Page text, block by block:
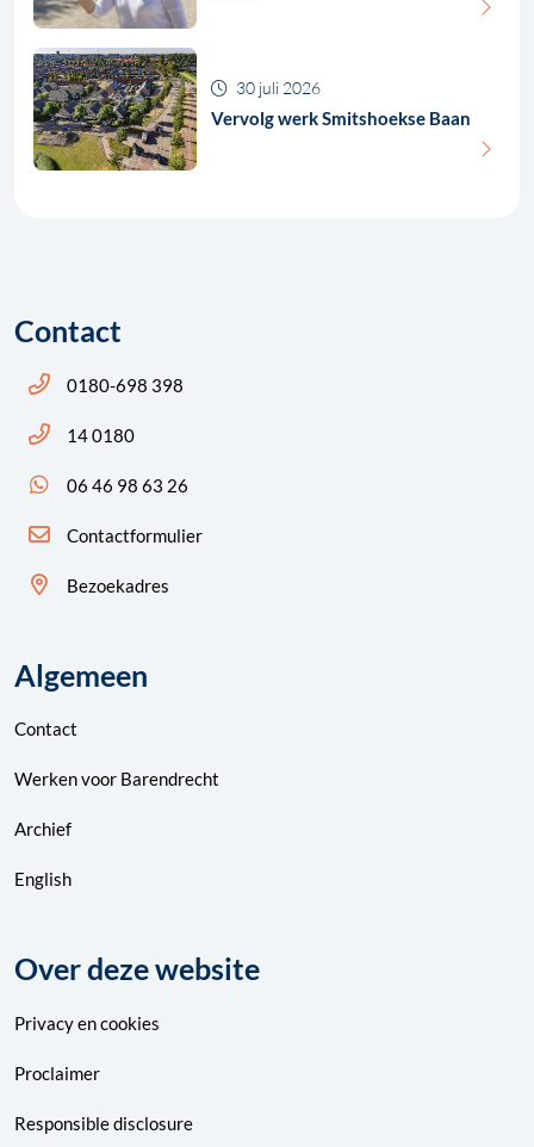
Vervolg werk Smitshoekse Baan
30 juli 2026
Contact
Bel ons: 14 0180
0180-698 398
Bel ons: 14 0180
14 0180
App ons: 06 46 98 63 26 (WhatsApp)
06 46 98 63 26
Contactformulier
Bezoekadres
Algemeen
Contact
Werken voor Barendrecht
Archief
English
Over deze website
Privacyencookies
Proclaimer
Responsible disclosure